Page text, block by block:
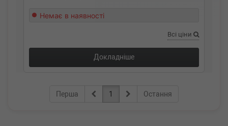
Немає в наявності
Всі ціни
Докладніше
Перша 1 Остання